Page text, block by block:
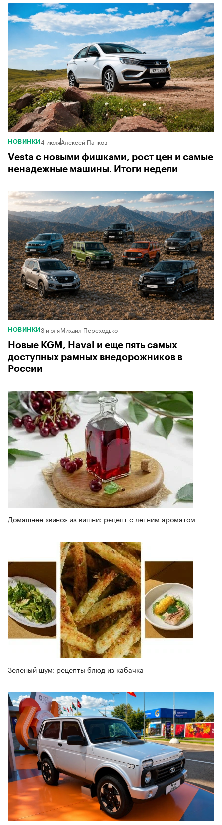
НОВИНКИ 4 июляАлексей Панков
Vesta с новыми фишками, рост цен и самые
ненадежные машины. Итоги недели
НОВИНКИ 3 июляМихаил Переходько
Новые KGM, Haval и еще пять самых
доступных рамных внедорожников в
России
Домашнее «вино» из вишни: рецепт с летним ароматом
Зеленый шум: рецепты блюд из кабачка